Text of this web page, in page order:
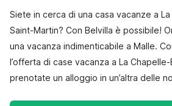
Siete in cerca di una casa vacanze a
Saint-Martin? Con Belvilla è possibile!
una vacanza indimenticabile a Malle.
l’offerta di case vacanza a La
prenotate un alloggio in un’altra delle